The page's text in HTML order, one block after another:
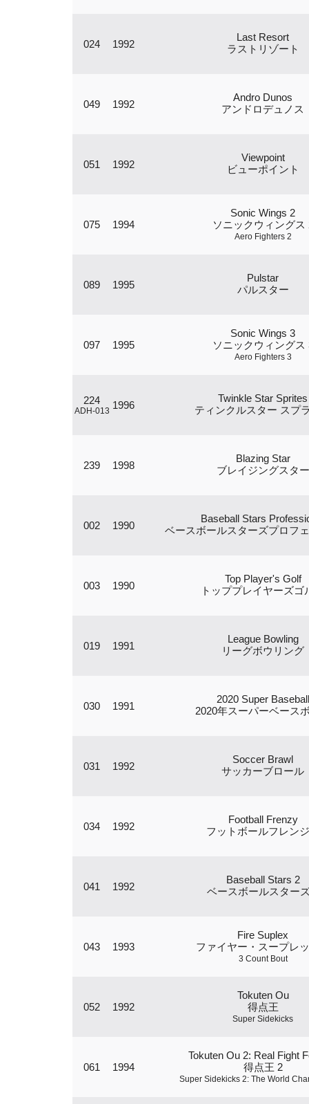
024 1992
Last Resort
ラストリゾート
049 1992
Andro Dunos
アンドロデュノス
051 1992
Viewpoint
ビューポイント
075 1994
Sonic Wings 2
ソニックウィングス
Aero Fighters 2
089 1995
Pulstar
パルスター
097 1995
Sonic Wings 3
ソニックウィングス
Aero Fighters 3
224
ADH-013 1996
Twinkle Star Sprites
ティンクルスター スプ
239 1998
Blazing Star
ブレイジングスター
002 1990
Baseball Stars
ベースボールスターズプロフ
003 1990
Top Player's Golf
トッププレイヤーズゴ
019 1991
League Bowling
リーグボウリング
030 1991
2020 Super Baseball
2020年スーパーベース
031 1992
Soccer Brawl
サッカーブロール
034 1992
Football Frenzy
フットボールフレン
041 1992
Baseball Stars 2
ベースボールスター
043 1993
Fire Suplex
ファイヤー・スープレ
3 Count Bout
052 1992
Tokuten Ou
得点王
Super Sidekicks
061 1994
Tokuten Ou 2: Real Fight
得点王 2
Super Sidekicks 2: The World